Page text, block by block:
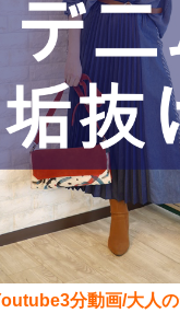
分動画/大人